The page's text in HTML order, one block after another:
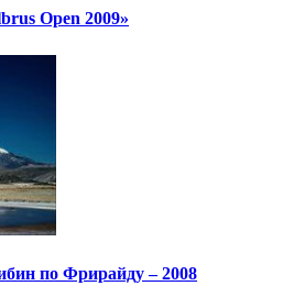
Open 2009»
по Фрирайду – 2008